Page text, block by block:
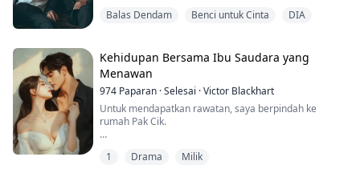
sejuk yang hujan ini, He Jing yang baru mula bekerja,
Dalam lif pejabat yang turun dengan pantas, He Jing
menundukkan kepalanya, sudut matanya basah. Dia
langsung...
Balas Dendam Benci untuk Cinta DIA
Kehidupan Bersama Ibu Saudara yang
Menawan
974 Paparan ·Selesai ·Victor Blackhart
Untuk mendapatkan rawatan, saya berpindah ke
rumah Pak Cik.
siang hari.
1 Drama Milik